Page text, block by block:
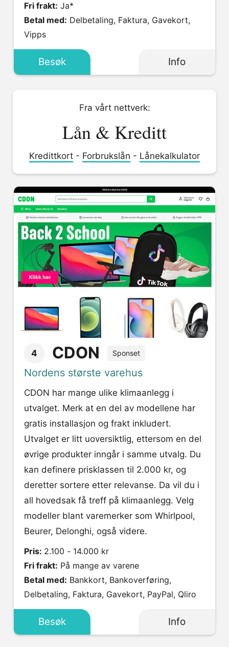
Fri frakt: Ja*
Betal med:
Vipps
Besøk Info
Fra vårt nettverk:
Lån & Kreditt
Kredittkort - Forbrukslån - Lånekalkulator
4 CDON Sponset
Nordens største varehus
CDON har mange ulike klimaanlegg i
utvalget. Merk at en del av modellene har
gratis installasjon og frakt inkludert.
Utvalget er litt uoversiktlig, ettersom en del
øvrige produkter inngår i samme utvalg. Du
kan definere prisklassen til 2.000 kr, og
deretter sortere etter relevanse. Da vil du i
all hovedsak få treff på klimaanlegg. Velg
modeller blant varemerker som Whirlpool,
Beurer, Delonghi, også videre.
Pris: 2.100 - 14.000 kr
Fri frakt: På mange av varene
Betal med:
Delbetaling, Faktura, Gavekort, PayPal, Qliro
Besøk Info